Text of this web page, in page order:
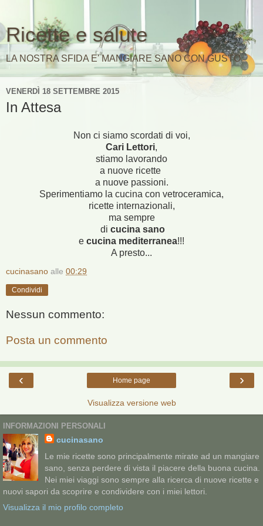
Ricette e salute
LA NOSTRA SFIDA E' MANGIARE SANO CON GUSTO
VENERDÌ 18 SETTEMBRE 2015
In Attesa
Non ci siamo scordati di voi,
Cari Lettori,
stiamo lavorando
a nuove ricette
a nuove passioni.
Sperimentiamo la cucina con vetroceramica,
ricette internazionali,
ma sempre
di cucina sano
e cucina mediterranea!!!
A presto...
cucinasano alle 00:29
Condividi
Nessun commento:
Posta un commento
‹ ›
Home page
Visualizza versione web
INFORMAZIONI PERSONALI
cucinasano
Le mie ricette sono principalmente mirate ad un mangiare
sano, senza perdere di vista il piacere della buona cucina.
Nei miei viaggi sono sempre alla ricerca di nuove ricette e
nuovi sapori da scoprire e condividere con i miei lettori.
Visualizza il mio profilo completo